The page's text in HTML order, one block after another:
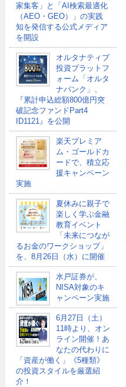
家集客」と「AI検索最適化
（AEO・GEO）」の実践
知を発信する公式メディア
を開設
オルタナティブ
投資プラットフ
ォーム「オルタ
ナバンク」、
『累計申込総額800億円突
破記念ファンドPart4
ID1121』を公開
楽天プレミア
ム・ゴールドカ
ードで、積立応
援キャンペーン
実施
夏休みに親子で
楽しく学ぶ金融
教育イベント
「未来につなが
るお金のワークショップ」
を、8月26日（水）に開催
水戸証券が、
NISA対象のキ
ャンペーン実施
6月27日（土）
11時より、オン
ライン開催！あ
なたの代わりに
「資産が働く」《5種類》
の投資スタイルを厳選紹
介！